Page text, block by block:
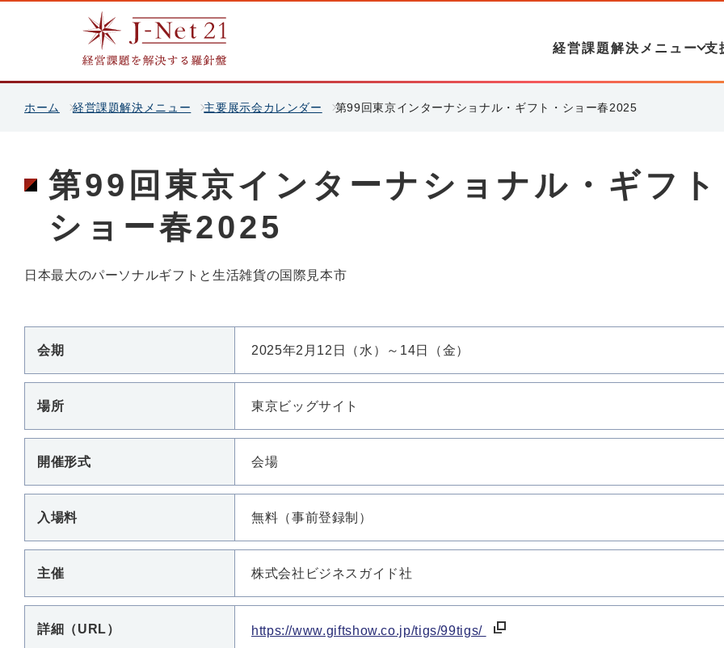
経営課題解決メニュー 支
ホーム 経営課題解決メニュー 主要展示会カレンダー 第99回東京インターナショナル・ギフト・ショー春2025
第99回東京インターナショナル・ギフ
ショー春2025
日本最大のパーソナルギフトと生活雑貨の国際見本市
会期 2025年2月12日（水）～14日（金）
場所 東京ビッグサイト
開催形式 会場
入場料 無料（事前登録制）
主催 株式会社ビジネスガイド社
詳細（URL） https://www.giftshow.co.jp/tigs/99tigs/